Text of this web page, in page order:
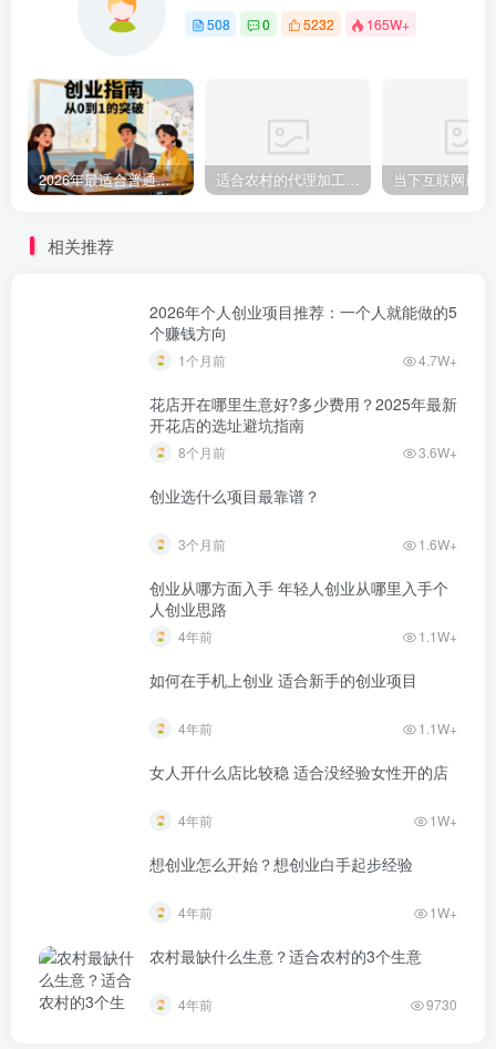
508 0 5232 165W+
2026年最适合普通人做的小生意！看完对你有收获的实用清单 适合农村的代理加工厂 适合在家办厂加工项目
相关推荐
2026年个人创业项目推荐：一个人就能做的5
个赚钱方向
1个月前 4.7W+
花店开在哪里生意好?多少费用？2025年最新
开花店的选址避坑指南
8个月前 3.6W+
创业选什么项目最靠谱？
3个月前 1.6W+
创业从哪方面入手 年轻人创业从哪里入手个
人创业思路
4年前 1.1W+
如何在手机上创业 适合新手的创业项目
4年前 1.1W+
女人开什么店比较稳 适合没经验女性开的店
4年前 1W+
想创业怎么开始？想创业白手起步经验
4年前 1W+
农村最缺什么生意？适合农村的3个生意
4年前 9730